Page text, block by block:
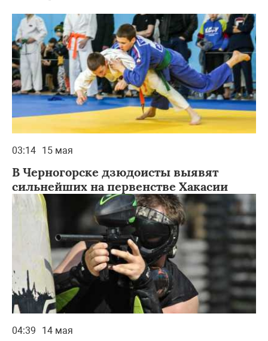
03:14 15 мая
В Черногорске дзюдоисты выявят
сильнейших на первенстве Хакасии
04:39 14 мая